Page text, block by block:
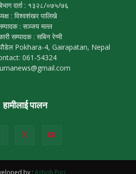
दर्ता : १३२८/०७५/७६
: विश्वशंखर पालिखे
: सञ्जय मल्ल
सम्पादक : सबिन रेग्मी
पौडेल Pokhara-4, Gairapatan, Nepal
061-54324
हामीलाई पालन